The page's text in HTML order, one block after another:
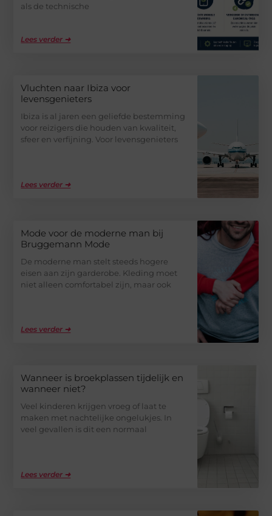
als de technische
Lees verder ➜
Vluchten naar Ibiza voor
levensgenieters
Ibiza is al jaren een geliefde bestemming
voor reizigers die houden van kwaliteit,
sfeer en verfijning. Voor levensgenieters
Lees verder ➜
Mode voor de moderne man bij
Bruggemann Mode
De moderne man stelt steeds hogere
eisen aan zijn garderobe. Kleding moet
niet alleen comfortabel zijn, maar ook
Lees verder ➜
Wanneer is broekplassen tijdelijk en
wanneer niet?
Veel kinderen krijgen vroeg of laat te
maken met nachtelijke ongelukjes. In
veel gevallen is dit een normaal
Lees verder ➜